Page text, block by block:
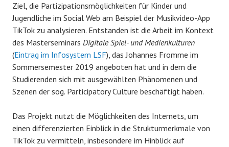
Ziel, die Partizipationsmöglichkeiten für Kinder und
Jugendliche im Social Web am Beispiel der Musikvideo-App
TikTok zu analysieren. Entstanden ist die Arbeit im Kontext
des Masterseminars Digitale Spiel- und Medienkulturen
(Eintrag im Infosystem LSF), das Johannes Fromme im
Sommersemester 2019 angeboten hat und in dem die
Studierenden sich mit ausgewählten Phänomenen und
Szenen der sog. Participatory Culture beschäftigt haben.
Das Projekt nutzt die Möglichkeiten des Internets, um
einen differenzierten Einblick in die Strukturmerkmale von
TikTok zu vermitteln, insbesondere im Hinblick auf